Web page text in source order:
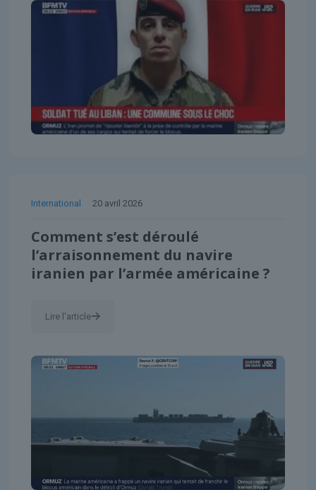
International 20 avril 2026
Comment s’est déroulé
l’arraisonnement du navire
iranien par l’armée américaine ?
Lire l'article